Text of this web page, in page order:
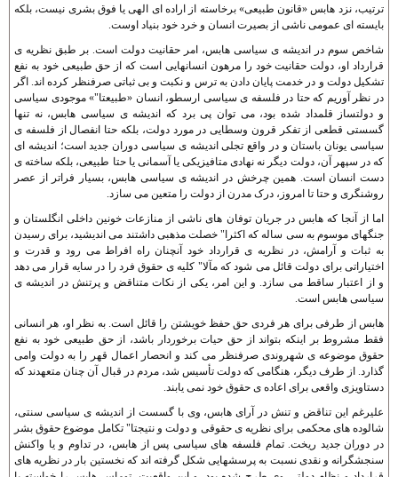
ترتيب، نزد هابس «قانون طبيعی» برخاسته از اراده ای الهی يا فوق بشری نيست، بلکه
بايسته ای عمومی ناشی از بصيرت انسان و خرد خود بنياد اوست.
شاخص سوم در انديشه ی سياسی هابس، امر حقانيت دولت است. بر طبق نظريه ی
قرارداد او، دولت حقانيت خود را مرهون انسانهايی است که از حق طبيعی خود به نفع
تشکيل دولت و در خدمت پايان دادن به ترس و نکبت و بی ثباتی صرفنظر کرده اند. اگر
در نظر آوريم که حتا در فلسفه ی سياسی ارسطو، انسان «طبيعتا"» موجودی سياسی
و دولتساز قلمداد شده بود، می توان پی برد که انديشه ی سياسی هابس، نه تنها
گسستی قطعی از تفکر قرون وسطايی در مورد دولت، بلکه حتا انفصال از فلسفه ی
سياسی يونان باستان و در واقع تجلی انديشه ی سياسی دوران جديد است؛ انديشه ای
که در سپهر آن، دولت ديگر نه نهادی متافيزيکی يا آسمانی يا حتا طبيعی، بلکه ساخته ی
دست انسان است. همين چرخش در انديشه ی سياسی هابس، بسيار فراتر از عصر
روشنگری و حتا تا امروز، درک مدرن از دولت را متعين می سازد.
اما از آنجا که هابس در جريان توفان های ناشی از منازعات خونين داخلی انگلستان و
جنگهای موسوم به سی ساله که اکثرا" خصلت مذهبی داشتند می انديشيد، برای رسيدن
به ثبات و آرامش، در نظريه ی قرارداد خود آنچنان راه افراط می رود و قدرت و
اختياراتی برای دولت قائل می شود که مآلا" کليه ی حقوق فرد را در سايه قرار می دهد
و از اعتبار ساقط می سازد. و اين امر، يکی از نکات متناقض و پرتنش در انديشه ی
سياسی هابس است.
هابس از طرفی برای هر فردی حق حفظ خويشتن را قائل است. به نظر او، هر انسانی
فقط مشروط بر اينکه بتواند از حق حيات برخوردار باشد، از حق طبيعی خود به نفع
حقوق موضوعه ی شهروندی صرفنظر می کند و انحصار اعمال قهر را به دولت وامی
گذارد. از طرف ديگر، هنگامی که دولت تأسيس شد، مردم در قبال آن چنان متعهدند که
دستاويزی واقعی برای اعاده ی حقوق خود نمی يابند.
عليرغم اين تناقض و تنش در آرای هابس، وی با گسست از انديشه ی سياسی سنتی،
شالوده های محکمی برای نظريه ی حقوقی و دولت و نتيجتا" تکامل موضوع حقوق بشر
در دوران جديد ريخت. تمام فلسفه های سياسی پس از هابس، در تداوم و يا واکنش
سنجشگرانه و نقدی نسبت به پرسشهايی شکل گرفته اند که نخستين بار در نظريه های